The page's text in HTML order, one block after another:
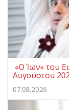
«Ο Ίων» του
Αυγούστου
07.08.2026